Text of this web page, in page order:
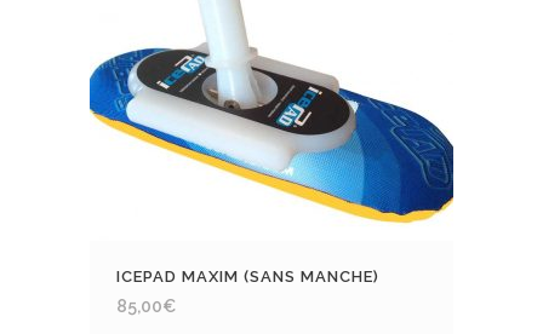
ICEPAD MAXIM (SANS MANCHE)
85,00€